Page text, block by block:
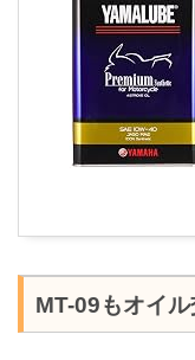
MT-09もオイ